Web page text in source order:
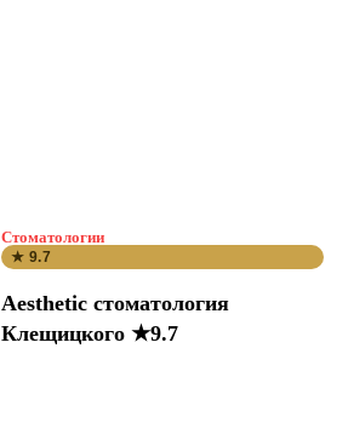
Стоматологии
★ 9.7
Aesthetic стоматология
Клещицкого ★9.7